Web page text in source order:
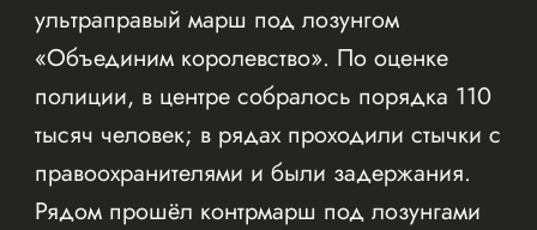
ультраправый марш под лозунгом
«Объединим королевство». По оценке
полиции, в центре собралось порядка 110
тысяч человек; в рядах проходили стычки с
правоохранителями и были задержания.
Рядом прошёл контрмарш под лозунгами